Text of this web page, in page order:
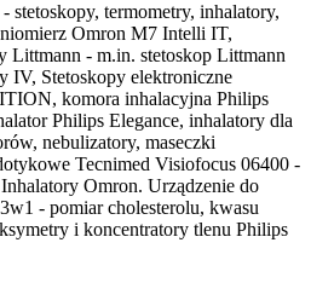
stetoskopy, termometry, inhalatory,
Omron M7 Intelli IT,
Littmann - m.in. stetoskop Littmann
IV, Stetoskopy elektroniczne
komora inhalacyjna Philips
Philips Elegance, inhalatory dla
nebulizatory, maseczki
Tecnimed Visiofocus 06400 -
Omron. Urządzenie do
- pomiar cholesterolu, kwasu
i koncentratory tlenu Philips